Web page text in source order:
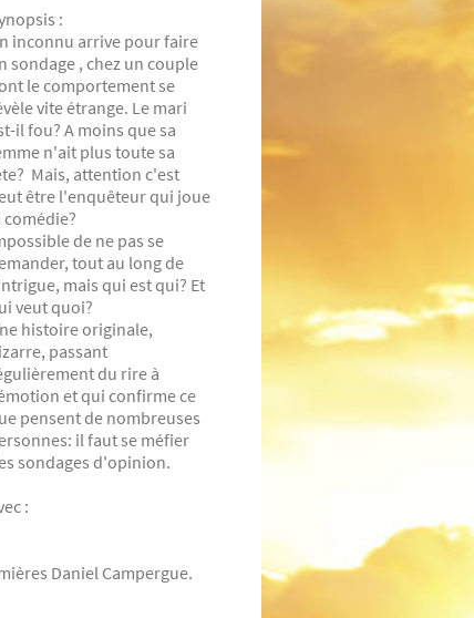
:
inconnu arrive pour faire
sondage , chez un couple
le comportement se
vite étrange. Le mari
il fou? A moins que sa
n'ait plus toute sa
Mais, attention c'est
être l'enquêteur qui joue
comédie?
de ne pas se
tout au long de
mais qui est qui? Et
veut quoi?
histoire originale,
passant
du rire à
et qui confirme ce
pensent de nombreuses
il faut se méfier
sondages d'opinion.
:
Daniel Campergue.